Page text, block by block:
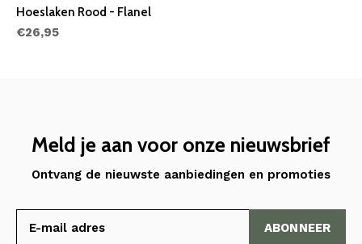
Hoeslaken Rood - Flanel
€26,95
Meld je aan voor onze nieuwsbrief
Ontvang de nieuwste aanbiedingen en promoties
ABONNEER